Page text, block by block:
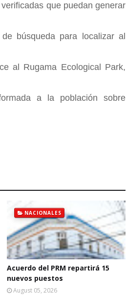
que puedan generar
búsqueda para localizar al
al Rugama Ecological Park,
a la población sobre
NACIONALES
Acuerdo del PRM repartirá 15
nuevos puestos
August 05, 2026